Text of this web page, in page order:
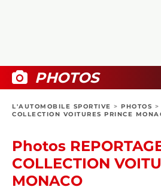
BOUTIQUE
PHOTOS
L'AUTOMOBILE SPORTIVE > PHOTOS >
COLLECTION VOITURES PRINCE
Photos
COLLECTION
MONACO